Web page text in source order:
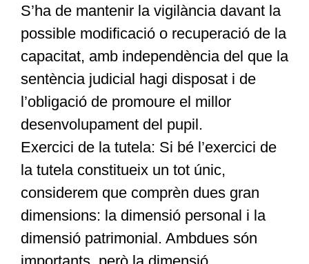
S’ha de mantenir la vigilància davant la
possible modificació o recuperació de la
capacitat, amb independència del que la
sentència judicial hagi disposat i de
l’obligació de promoure el millor
desenvolupament del pupil.
Exercici de la tutela: Si bé l’exercici de
la tutela constitueix un tot únic,
considerem que comprèn dues gran
dimensions: la dimensió personal i la
dimensió patrimonial. Ambdues són